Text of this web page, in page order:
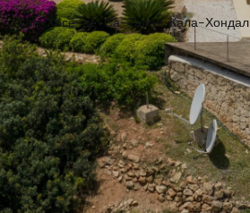
Сан-Хосе-де-Са-Талая, Кала-Хондал